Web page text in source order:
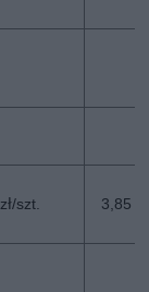
szt. 3,85